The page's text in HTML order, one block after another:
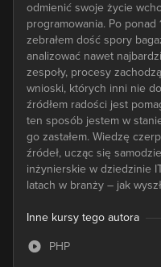
odmienić swoje życie
programowania. Po
zebrałem dość spory
analizować nawet
zespoły, procesy
wnioski, których inni nie
źródłem radości jest
ten sposób jestem w
go zastałem. Wiedzę
źródeł, ucząc się
inżynierskie w dziedzinie
latach w branży – jak
Inne kursy tego autora
PHP